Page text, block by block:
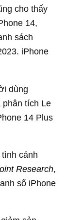
cho thấy
14,
sách
iPhone
dùng
tích Le
14 Plus
cảnh
Research,
số iPhone